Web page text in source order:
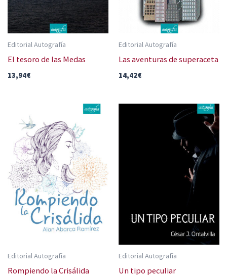
Editorial Autografía
El tesoro de las Medas
13,94€
Editorial Autografía
Las aventuras de superaceta
14,42€
Editorial Autografía
Rompiendo la Crisálida
Editorial Autografía
Un tipo peculiar